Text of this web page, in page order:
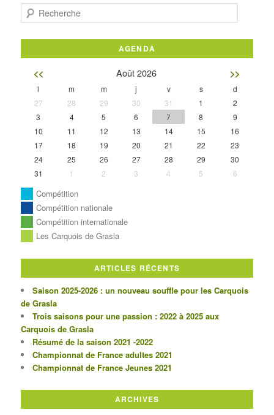
Recherche
AGENDA
<< Août 2026 >>
l m m j v s
d
27
28 29 30 31 1
2
3
4 5 6 7 8
9
10
11 12 13 14 15
16
17
18 19 20 21 22
23
24
25 26 27 28 29
30
31
1 2 3 4 5 6
Compétition
Compétition nationale
Compétition internationale
Les Carquois de Grasla
ARTICLES RÉCENTS
Saison 2025-2026 : un nouveau souffle pour les Carquois
de Grasla
Trois saisons pour une passion : 2022 à 2025 aux
Carquois de Grasla
Résumé de la saison 2021 -2022
Championnat de France adultes 2021
Championnat de France Jeunes 2021
ARCHIVES